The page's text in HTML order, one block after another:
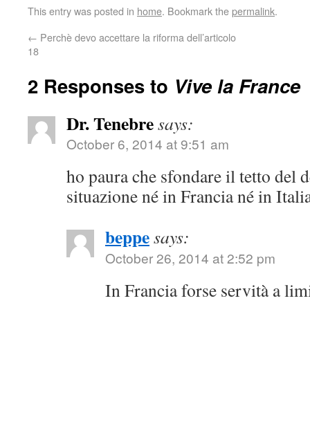
This entry was posted in home. Bookmark thepermalink.
← Perchè devo accettare la riforma dell’articolo
18
2 Responses to Vive la France
Dr. Tenebresays:
October 6, 2014 at 9:51 am
ho paura che sfondare il tetto del
situazione né in Francia né in
beppesays:
October 26, 2014 at 2:52 pm
In Francia forse servità a